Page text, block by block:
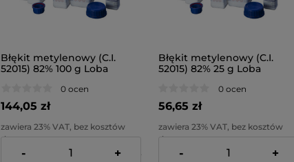
Błękit metylenowy (C.I.
52015) 82% 100 g Loba
0 ocen
144,05 zł
zawiera 23% VAT, bez kosztów
dostawy
Cena netto:
117,11 zł
- +
Błękit metylenowy (C.I.
52015) 82% 25 g Loba
0 ocen
56,65 zł
zawiera 23% VAT, bez kosztów
dostawy
Cena netto:
46,06 zł
- +